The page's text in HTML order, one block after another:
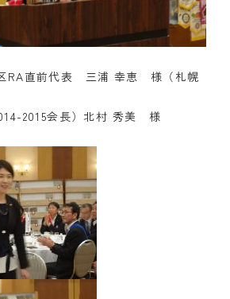
RA直前代表 三浦 幸恵 様（札幌
2015会長）北村 秀美 様